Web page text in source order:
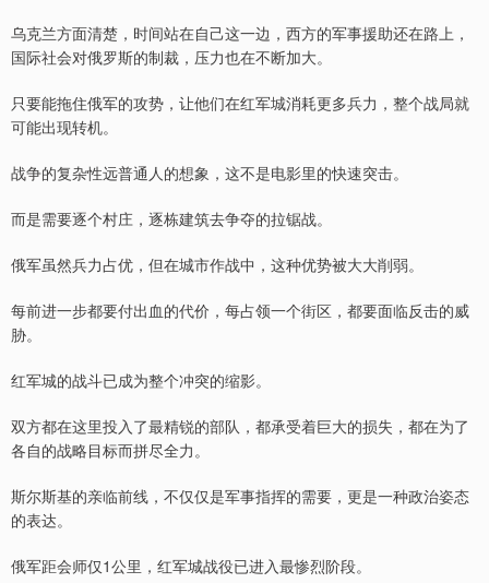
乌克兰方面清楚，时间站在自己这一边，西方的军事援助还在路上，
国际社会对俄罗斯的制裁，压力也在不断加大。
只要能拖住俄军的攻势，让他们在红军城消耗更多兵力，整个战局就
可能出现转机。
战争的复杂性远普通人的想象，这不是电影里的快速突击。
而是需要逐个村庄，逐栋建筑去争夺的拉锯战。
俄军虽然兵力占优，但在城市作战中，这种优势被大大削弱。
每前进一步都要付出血的代价，每占领一个街区，都要面临反击的威
胁。
红军城的战斗已成为整个冲突的缩影。
双方都在这里投入了最精锐的部队，都承受着巨大的损失，都在为了
各自的战略目标而拼尽全力。
斯尔斯基的亲临前线，不仅仅是军事指挥的需要，更是一种政治姿态
的表达。
俄军距会师仅1公里，红军城战役已进入最惨烈阶段。